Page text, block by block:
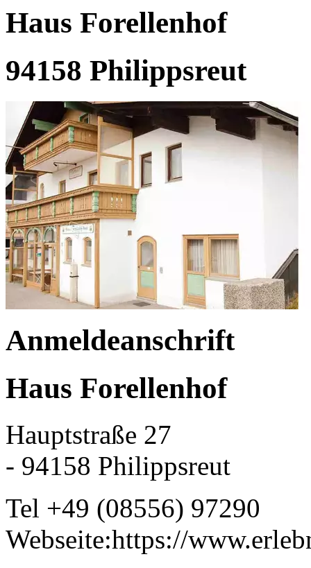
Haus Forellenhof
94158 Philippsreut
Anmeldeanschrift
Haus Forellenhof
Hauptstraße 27
- 94158 Philippsreut
Tel +49 (08556) 97290
Webseite:https://